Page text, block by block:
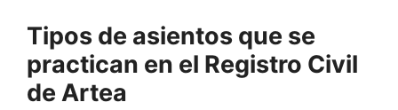
Tipos de asientos que se
practican en el Registro Civil
de Artea